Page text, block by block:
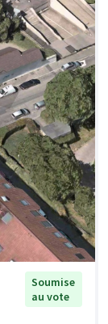
Soumise
au vote